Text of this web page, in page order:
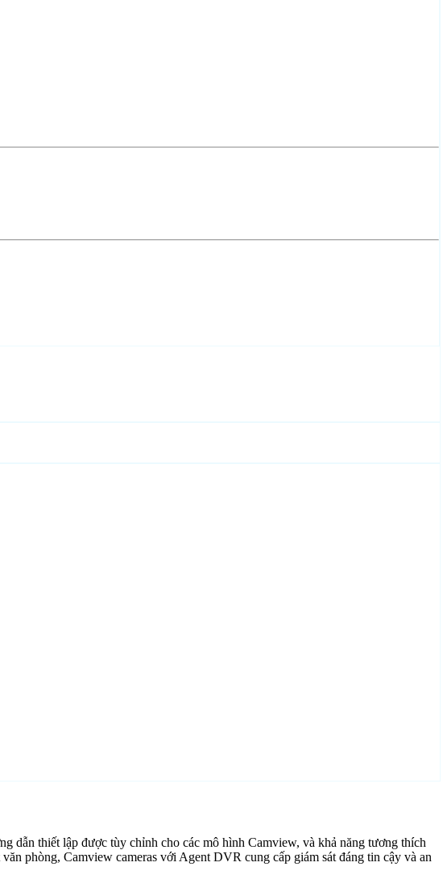
dẫn thiết lập được tùy chỉnh cho các mô hình Camview, và khả năng tương thích
phòng, Camview cameras với Agent DVR cung cấp giám sát đáng tin cậy và an